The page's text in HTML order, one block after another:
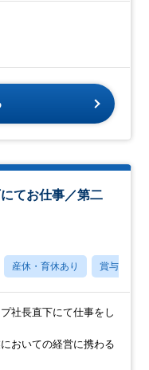
てお仕事／第二
産休・育休あり 賞与あり
社長直下にて仕事をし
おいての経営に携わる